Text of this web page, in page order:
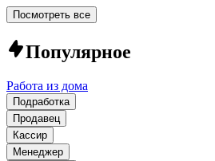
Посмотреть все
Популярное
Работа из дома
Подработка
Продавец
Кассир
Менеджер